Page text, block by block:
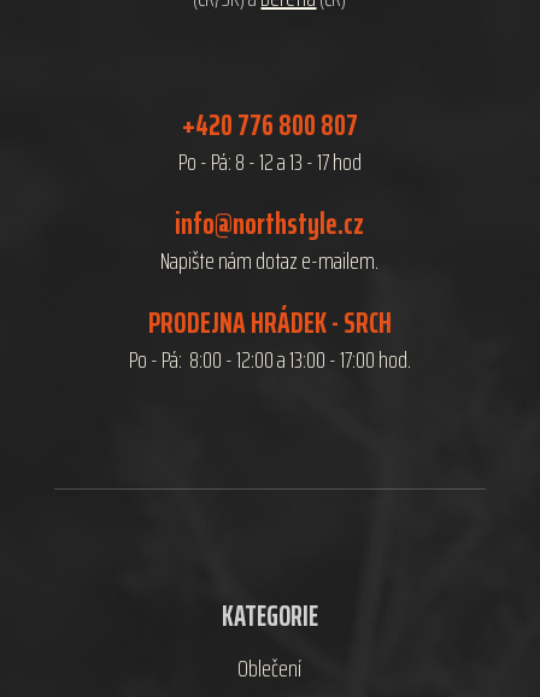
+420 776 800 807
Po - Pá: 8 - 12 a 13 - 17 hod
info@northstyle.cz
Napište nám dotaz e-mailem.
PRODEJNA HRÁDEK - SRCH
Po - Pá: 8:00 - 12:00 a 13:00 - 17:00 hod.
KATEGORIE
Oblečení